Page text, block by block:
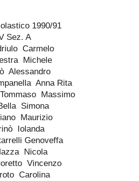
1990/91
Sez. A
Carmelo
Michele
Alessandro
Anna Rita
Massimo
Simona
Maurizio
Iolanda
Genoveffa
Nicola
Vincenzo
Carolina